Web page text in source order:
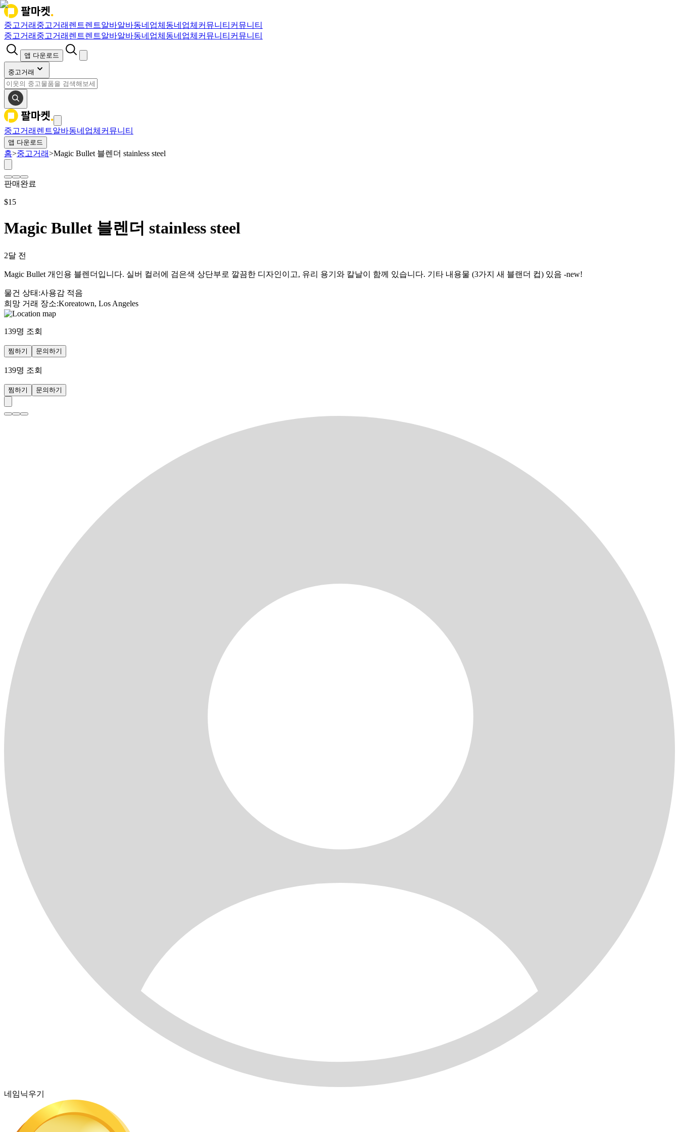
중고거래 중고거래 렌트렌트알바알바동네업체 동네업체 커뮤니티 커뮤니티
중고거래 중고거래 렌트렌트알바알바동네업체 동네업체 커뮤니티 커뮤니티
앱 다운로드
중고거래
중고거래 렌트알바동네업체 커뮤니티
앱 다운로드
홈>중고거래>Magic Bullet 블렌더 stainless steel
판매완료
$15
Magic Bullet 블렌더 stainless steel
2달 전
Magic Bullet 개인용 블렌더입니다. 실버 컬러에 검은색 상단부로 깔끔한 디자인이고, 유리 용기와 칼날이 함께 있습니다. 기타 내용물 (3가지 새 블랜더 컵) 있음 -new!
물건 상태 :사용감 적음
희망 거래 장소:Koreatown, Los Angeles
139명 조회
찜하기 문의하기
139명 조회
찜하기 문의하기
네임닉우기